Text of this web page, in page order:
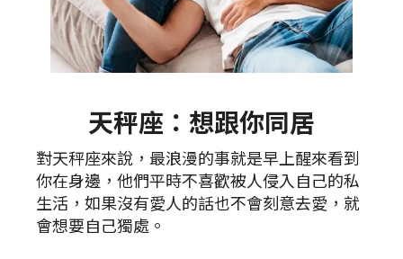
天秤座：想跟你同居
對天秤座來說，最浪漫的事就是早上醒來看到
你在身邊，他們平時不喜歡被人侵入自己的私
生活，如果沒有愛人的話也不會刻意去愛，就
會想要自己獨處。